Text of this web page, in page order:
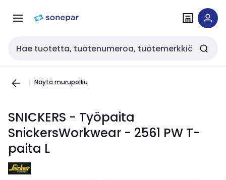
navigointiinsisältöön
Haku
Näytä murupolku
SNICKERS - Työpaita
SnickersWorkwear - 2561 PW T-
paita L